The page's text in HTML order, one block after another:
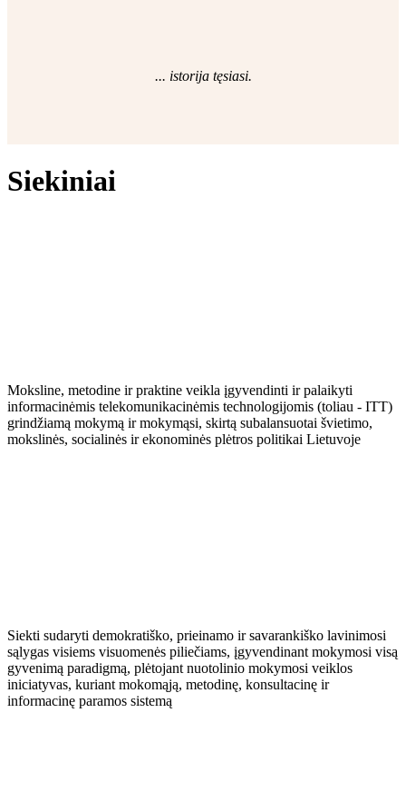
... istorija tęsiasi.
Siekiniai
Moksline, metodine ir praktine veikla įgyvendinti ir palaikyti
informacinėmis telekomunikacinėmis technologijomis (toliau - ITT)
grindžiamą mokymą ir mokymąsi, skirtą subalansuotai švietimo,
mokslinės, socialinės ir ekonominės plėtros politikai Lietuvoje
Siekti sudaryti demokratiško, prieinamo ir savarankiško lavinimosi
sąlygas visiems visuomenės piliečiams, įgyvendinant mokymosi visą
gyvenimą paradigmą, plėtojant nuotolinio mokymosi veiklos
iniciatyvas, kuriant mokomąją, metodinę, konsultacinę ir
informacinę paramos sistemą